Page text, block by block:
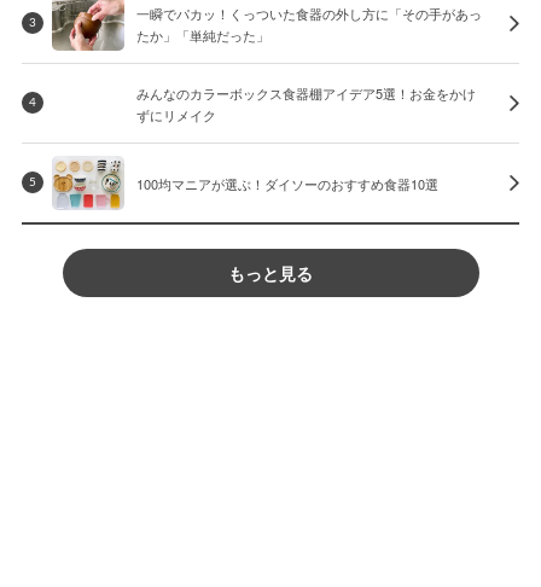
3
一瞬でパカッ！くっついた食器の外し方に「その手があっ
たか」「単純だった」
4
みんなのカラーボックス食器棚アイデア5選！お金をかけ
ずにリメイク
5 100均マニアが選ぶ！ダイソーのおすすめ食器10選
もっと見る